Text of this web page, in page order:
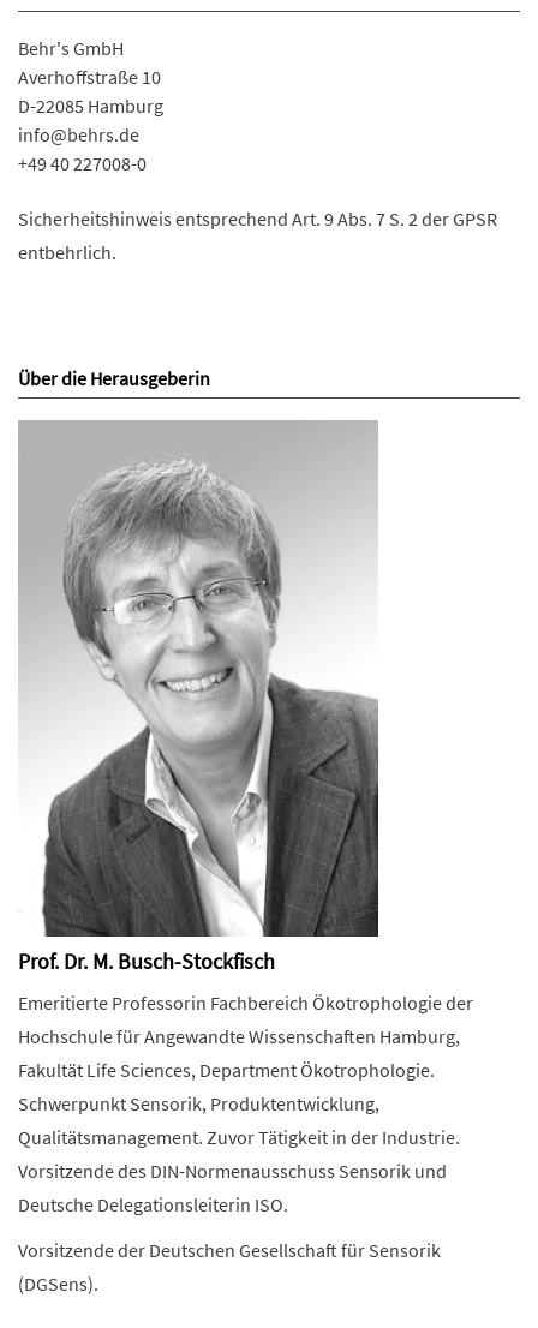
Behr's GmbH
Averhoffstraße 10
D-22085 Hamburg
info@behrs.de
+49 40 227008-0
Sicherheitshinweis entsprechend Art. 9 Abs. 7 S. 2 der GPSR
entbehrlich.
Über die Herausgeberin
Prof. Dr. M. Busch-Stockfisch
Emeritierte Professorin Fachbereich Ökotrophologie der
Hochschule für Angewandte Wissenschaften Hamburg,
Fakultät Life Sciences, Department Ökotrophologie.
Schwerpunkt Sensorik, Produktentwicklung,
Qualitätsmanagement. Zuvor Tätigkeit in der Industrie.
Vorsitzende des DIN-Normenausschuss Sensorik und
Deutsche Delegationsleiterin ISO.
Vorsitzende der Deutschen Gesellschaft für Sensorik
(DGSens).